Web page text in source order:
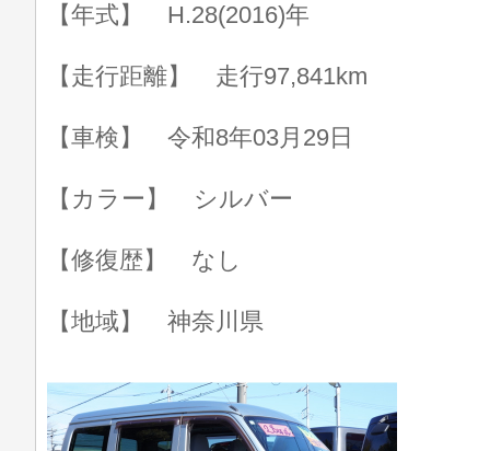
【年式】 H.28(2016)年
【走行距離】 走行97,841km
【車検】 令和8年03月29日
【カラー】 シルバー
【修復歴】 なし
【地域】 神奈川県